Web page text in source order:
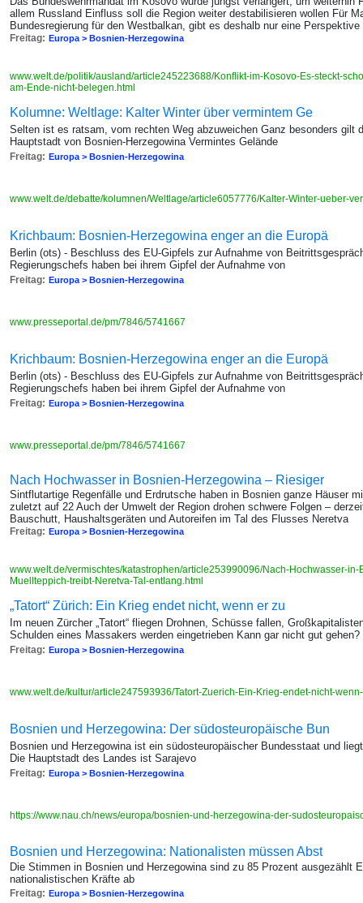
allem Russland Einfluss soll die Region weiter destabilisieren wollen Für
Bundesregierung für den Westbalkan, gibt es deshalb nur eine Perspektive
Freitag: Europa > Bosnien-Herzegowina
www.welt.de/politik/ausland/article245223688/Konflikt-im-Kosovo-Es-steckt-
am-Ende-nicht-belegen.html
Kolumne: Weltlage: Kalter Winter über vermintem Ge
Selten ist es ratsam, vom rechten Weg abzuweichen Ganz besonders gilt
Hauptstadt von Bosnien-Herzegowina Vermintes Gelände
Freitag: Europa > Bosnien-Herzegowina
www.welt.de/debatte/kolumnen/Weltlage/article6057776/Kalter-Winter-ueber-
Krichbaum: Bosnien-Herzegowina enger an die Europä
Berlin (ots) - Beschluss des EU-Gipfels zur Aufnahme von
Regierungschefs haben bei ihrem Gipfel der Aufnahme von
Freitag: Europa > Bosnien-Herzegowina
www.presseportal.de/pm/7846/5741667
Krichbaum: Bosnien-Herzegowina enger an die Europä
Berlin (ots) - Beschluss des EU-Gipfels zur Aufnahme von
Regierungschefs haben bei ihrem Gipfel der Aufnahme von
Freitag: Europa > Bosnien-Herzegowina
www.presseportal.de/pm/7846/5741667
Nach Hochwasser in Bosnien-Herzegowina – Riesiger
Sintflutartige Regenfälle und Erdrutsche haben in Bosnien ganze Häuser
zuletzt auf 22 Auch der Umwelt der Region drohen schwere Folgen –
Bauschutt, Haushaltsgeräten und Autoreifen im Tal des Flusses Neretva
Freitag: Europa > Bosnien-Herzegowina
www.welt.de/vermischtes/katastrophen/article253990096/Nach-Hochwasser-
Muellteppich-treibt-Neretva-Tal-entlang.html
„Tatort“ Zürich: Ein Krieg endet nicht, wenn er zu
Im neuen Zürcher „Tatort“ fliegen Drohnen, Schüsse fallen,
Schulden eines Massakers werden eingetrieben Kann gar nicht gut
Freitag: Europa > Bosnien-Herzegowina
www.welt.de/kultur/article247593936/Tatort-Zuerich-Ein-Krieg-endet-nicht-
Bosnien und Herzegowina: Der südosteuropäische Bun
Bosnien und Herzegowina ist ein südosteuropäischer Bundesstaat und
Die Hauptstadt des Landes ist Sarajevo
Freitag: Europa > Bosnien-Herzegowina
https://www.nau.ch/news/europa/bosnien-und-herzegowina-der-
Bosnien und Herzegowina: Nationalisten müssen Abst
Die Stimmen in Bosnien und Herzegowina sind zu 85 Prozent ausgezählt
nationalistischen Kräfte ab
Freitag: Europa > Bosnien-Herzegowina